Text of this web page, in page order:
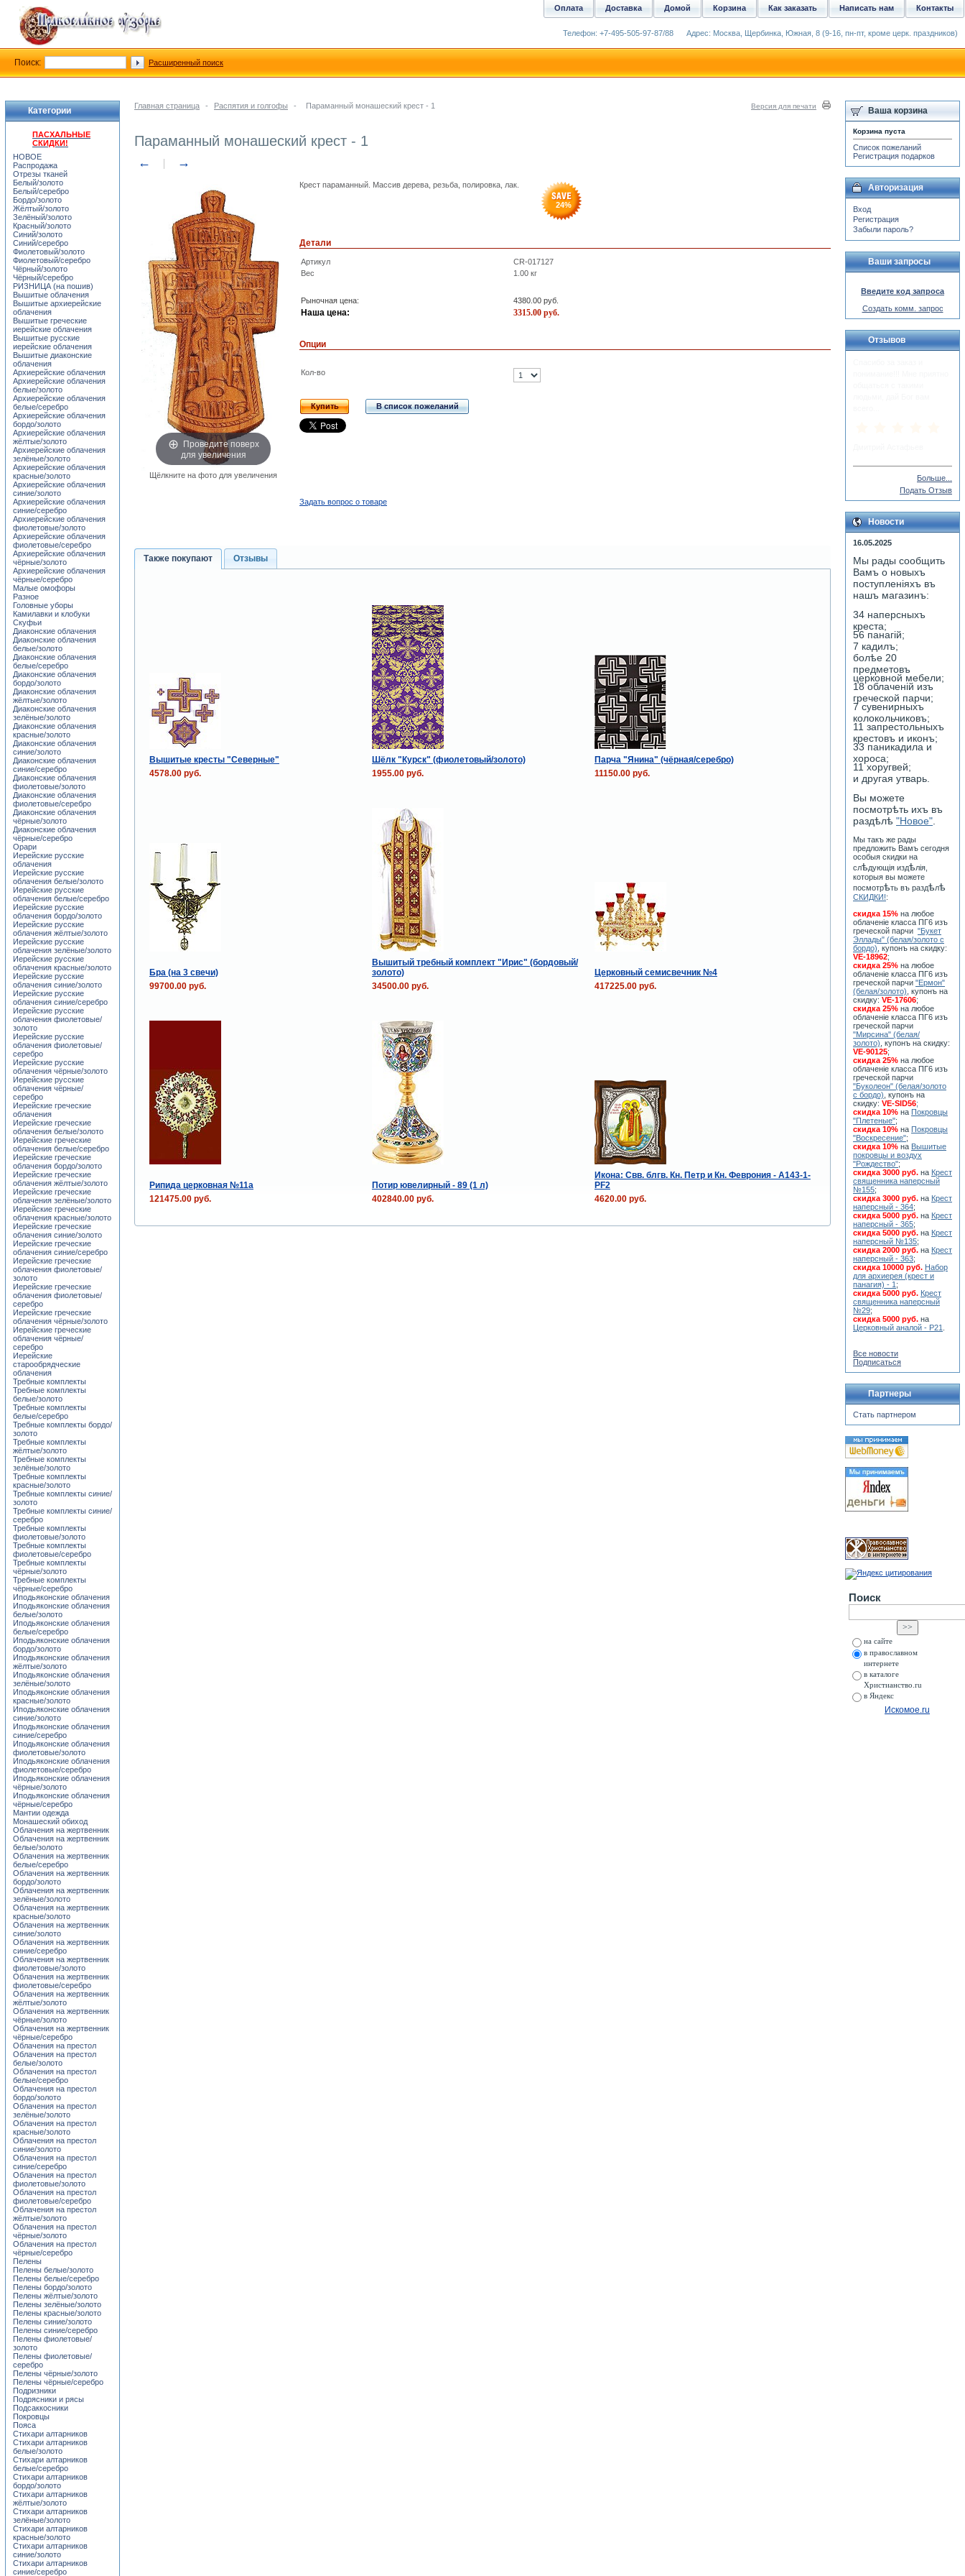
Главная страница - Распятия и голгофы - Параманный монашеский крест - 1 Версия для печати
Параманный монашеский крест - 1
← →
Проведите поверх
для увеличения
Щёлкните на фото для увеличения
Крест параманный. Массив дерева, резьба, полировка, лак.
24%
Детали
Артикул
CR-017127
Вес
1.00 кг
Рыночная цена: 4380.00 руб.
Наша цена: 3315.00 руб.
Опции
Кол-во
Купить В список пожеланий
Задать вопрос о товаре
Также покупают Отзывы
Вышитые кресты "Северные" Шёлк "Курск" (фиолетовый/золото)
Парча "Янина" (чёрная/серебро)
4578.00 руб.
1955.00 руб. 11150.00 руб.
Бра (на 3 свечи)
Вышитый требный комплект "Ирис" (бордовый/
золото)
Церковный семисвечник №4
99700.00 руб.
34500.00 руб. 417225.00 руб.
Рипида церковная №11a Потир ювелирный - 89 (1 л)
Икона: Свв. блгв. Кн. Петр и Кн. Феврония - A143-1-
PF2
121475.00 руб.
402840.00 руб. 4620.00 руб.
Категории
ПАСХАЛЬНЫЕ
СКИДКИ!
НОВОЕ
Распродажа
Отрезы тканей
Белый/золото
Белый/серебро
Бордо/золото
Жёлтый/золото
Зелёный/золото
Красный/золото
Синий/золото
Синий/серебро
Фиолетовый/золото
Фиолетовый/серебро
Чёрный/золото
Чёрный/серебро
РИЗНИЦА (на пошив)
Вышитые облачения
Вышитые архиерейские
облачения
Вышитые греческие
иерейские облачения
Вышитые русские
иерейские облачения
Вышитые диаконские
облачения
Архиерейские облачения
Архиерейские облачения
белые/золото
Архиерейские облачения
белые/серебро
Архиерейские облачения
бордо/золото
Архиерейские облачения
жёлтые/золото
Архиерейские облачения
зелёные/золото
Архиерейские облачения
красные/золото
Архиерейские облачения
синие/золото
Архиерейские облачения
синие/серебро
Архиерейские облачения
фиолетовые/золото
Архиерейские облачения
фиолетовые/серебро
Архиерейские облачения
чёрные/золото
Архиерейские облачения
чёрные/серебро
Малые омофоры
Разное
Головные уборы
Камилавки и клобуки
Скуфьи
Диаконские облачения
Диаконские облачения
белые/золото
Диаконские облачения
белые/серебро
Диаконские облачения
бордо/золото
Диаконские облачения
жёлтые/золото
Диаконские облачения
зелёные/золото
Диаконские облачения
красные/золото
Диаконские облачения
синие/золото
Диаконские облачения
синие/серебро
Диаконские облачения
фиолетовые/золото
Диаконские облачения
фиолетовые/серебро
Диаконские облачения
чёрные/золото
Диаконские облачения
чёрные/серебро
Орари
Иерейские русские
облачения
Иерейские русские
облачения белые/золото
Иерейские русские
облачения белые/серебро
Иерейские русские
облачения бордо/золото
Иерейские русские
облачения жёлтые/золото
Иерейские русские
облачения зелёные/золото
Иерейские русские
облачения красные/золото
Иерейские русские
облачения синие/золото
Иерейские русские
облачения синие/серебро
Иерейские русские
облачения фиолетовые/
золото
Иерейские русские
облачения фиолетовые/
серебро
Иерейские русские
облачения чёрные/золото
Иерейские русские
облачения чёрные/
серебро
Иерейские греческие
облачения
Иерейские греческие
облачения белые/золото
Иерейские греческие
облачения белые/серебро
Иерейские греческие
облачения бордо/золото
Иерейские греческие
облачения жёлтые/золото
Иерейские греческие
облачения зелёные/золото
Иерейские греческие
облачения красные/золото
Иерейские греческие
облачения синие/золото
Иерейские греческие
облачения синие/серебро
Иерейские греческие
облачения фиолетовые/
золото
Иерейские греческие
облачения фиолетовые/
серебро
Иерейские греческие
облачения чёрные/золото
Иерейские греческие
облачения чёрные/
серебро
Иерейские
старообрядческие
облачения
Требные комплекты
Требные комплекты
белые/золото
Требные комплекты
белые/серебро
Требные комплекты бордо/
золото
Требные комплекты
жёлтые/золото
Требные комплекты
зелёные/золото
Требные комплекты
красные/золото
Требные комплекты синие/
золото
Требные комплекты синие/
серебро
Требные комплекты
фиолетовые/золото
Требные комплекты
фиолетовые/серебро
Требные комплекты
чёрные/золото
Требные комплекты
чёрные/серебро
Иподьяконские облачения
Иподьяконские облачения
белые/золото
Иподьяконские облачения
белые/серебро
Иподьяконские облачения
бордо/золото
Иподьяконские облачения
жёлтые/золото
Иподьяконские облачения
зелёные/золото
Иподьяконские облачения
красные/золото
Иподьяконские облачения
синие/золото
Иподьяконские облачения
синие/серебро
Иподьяконские облачения
фиолетовые/золото
Иподьяконские облачения
фиолетовые/серебро
Иподьяконские облачения
чёрные/золото
Иподьяконские облачения
чёрные/серебро
Мантии одежда
Монашеский обиход
Облачения на жертвенник
Облачения на жертвенник
белые/золото
Облачения на жертвенник
белые/серебро
Облачения на жертвенник
бордо/золото
Облачения на жертвенник
зелёные/золото
Облачения на жертвенник
красные/золото
Облачения на жертвенник
синие/золото
Облачения на жертвенник
синие/серебро
Облачения на жертвенник
фиолетовые/золото
Облачения на жертвенник
фиолетовые/серебро
Облачения на жертвенник
жёлтые/золото
Облачения на жертвенник
чёрные/золото
Облачения на жертвенник
чёрные/серебро
Облачения на престол
Облачения на престол
белые/золото
Облачения на престол
белые/серебро
Облачения на престол
бордо/золото
Облачения на престол
зелёные/золото
Облачения на престол
красные/золото
Облачения на престол
синие/золото
Облачения на престол
синие/серебро
Облачения на престол
фиолетовые/золото
Облачения на престол
фиолетовые/серебро
Облачения на престол
жёлтые/золото
Облачения на престол
чёрные/золото
Облачения на престол
чёрные/серебро
Пелены
Пелены белые/золото
Пелены белые/серебро
Пелены бордо/золото
Пелены жёлтые/золото
Пелены зелёные/золото
Пелены красные/золото
Пелены синие/золото
Пелены синие/серебро
Пелены фиолетовые/
золото
Пелены фиолетовые/
серебро
Пелены чёрные/золото
Пелены чёрные/серебро
Подризники
Подрясники и рясы
Подсаккосники
Покровцы
Пояса
Стихари алтарников
Стихари алтарников
белые/золото
Стихари алтарников
белые/серебро
Стихари алтарников
бордо/золото
Стихари алтарников
жёлтые/золото
Стихари алтарников
зелёные/золото
Стихари алтарников
красные/золото
Стихари алтарников
синие/золото
Стихари алтарников
синие/серебро
Ваша корзина
Корзина пуста
Список пожеланий
Регистрация подарков
Авторизация
Вход
Регистрация
Забыли пароль?
Ваши запросы
Введите код запроса
Создать комм. запрос
Отзывов
Больше...
Подать Отзыв
Новости
16.05.2025
Мы рады сообщить
Вамъ о новыхъ
поступленiяхъ въ
нашъ магазинъ:
34 наперсныхъ
креста;
56 панагiй;
7 кадилъ;
болѣе 20
предметовъ
церковной мебели;
18 облаченiй изъ
греческой парчи;
7 сувенирныхъ
колокольчиковъ;
11 запрестольныхъ
крестовъ и иконъ;
33 паникадила и
хороса;
11 хоругвей;
и другая утварь.
Вы можете
посмотрѣть ихъ въ
раздѣлѣ "Новое"
Мы такъ же рады
предложить Вамъ сегодня
особыя скидки на
слѣдующiя издѣлiя,
которыя вы можете
посмотрѣть въ раздѣлѣ
СКИДКИ!:
скидка 15% на любое
облаченiе класса ПГ6 изъ
греческой парчи "Букет
Эллады" (белая/золото с
бордо) , купонъ на скидку:
VE-18962;
скидка 25% на любое
облаченiе класса ПГ6 изъ
греческой парчи "Ермон"
(белая/золото) , купонъ на
скидку: VE-17606;
скидка 25% на любое
облаченiе класса ПГ6 изъ
греческой парчи
"Мирсина" (белая/
золото) , купонъ на скидку:
VE-90125;
скидка 25% на любое
облаченiе класса ПГ6 изъ
греческой парчи
"Буколеон" (белая/золото
с бордо) , купонъ на
скидку: VE-SID56;
скидка 10% на Покровцы
"Плетеные";
скидка 10% на Покровцы
"Воскресение";
скидка 10% на Вышитые
покровцы и воздух
"Рождество";
скидка 3000 руб. на Крест
священника наперсный
№155;
скидка 3000 руб. на Крест
наперсный - 364;
скидка 5000 руб. на Крест
наперсный - 365;
скидка 5000 руб. на Крест
наперсный №135;
скидка 2000 руб. на Крест
наперсный - 363;
скидка 10000 руб. Набор
для архиерея (крест и
панагия) - 1 ;
скидка 5000 руб. Крест
священника наперсный
№29;
скидка 5000 руб. на
Церковный аналой - Р21
Все новости
Подписаться
Партнеры
Стать партнером
Поиск
на сайте
в православном
интернете
в каталоге
Христианство.ru
в Яндекс
Искомое.ru
Контакты
Написать нам
Как заказать
Корзина
Домой
Доставка
Оплата
Телефон: +7-495-505-97-87/88 Адрес: Москва, Щербинка, Южная, 8 (9-16, пн-пт, кроме церк. праздников)
Поиск: Расширенный поиск